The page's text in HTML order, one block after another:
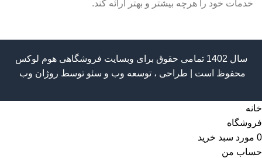
خدمات خود را هرچه بیشتر و بهتر ارائه کند.
سال 1402 تمامی حقوق برای وبسایت فروشگاهی هوم لوکس
محفوظ است | طراحی ، توسعه وب و سئو توسط روژان وب
خانه
فروشگاه
0 مورد سبد خرید
حساب من